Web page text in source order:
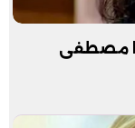
مصطفى